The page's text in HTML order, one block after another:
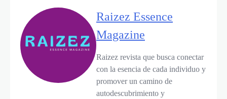
Raizez Essence
Magazine
Raizez revista que busca conectar
con la esencia de cada individuo y
promover un camino de
autodescubrimiento y